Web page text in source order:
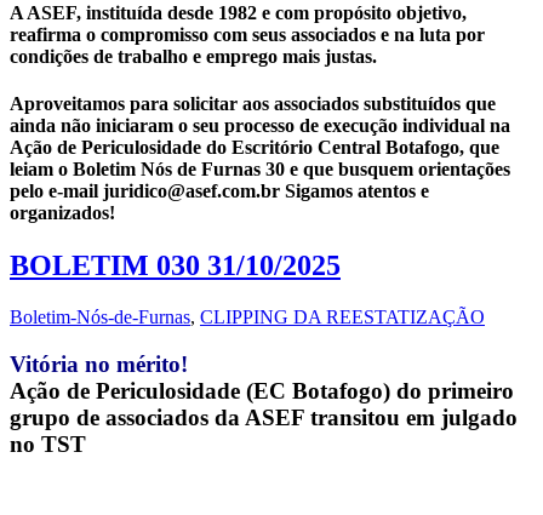
A ASEF, instituída desde 1982 e com propósito objetivo,
reafirma o compromisso com seus associados e na luta por
condições de trabalho e emprego mais justas.
Aproveitamos para solicitar aos associados substituídos que
ainda não iniciaram o seu processo de execução individual na
Ação de Periculosidade do Escritório Central Botafogo, que
leiam o Boletim Nós de Furnas 30 e que busquem orientações
pelo e-mail juridico@asef.com.br Sigamos atentos e
organizados!
BOLETIM 030 31/10/2025
Boletim-Nós-de-Furnas, CLIPPING DA REESTATIZAÇÃO
Vitória no mérito!
Ação de Periculosidade (EC Botafogo) do primeiro
grupo de associados da ASEF transitou em julgado
no TST